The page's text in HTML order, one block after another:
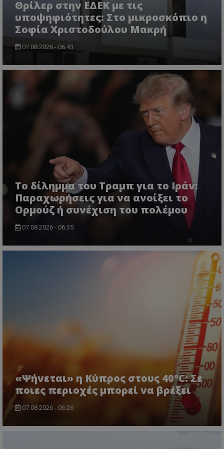
Θρίλερ στην ΕΔΕΚ με τις
υποψηφιότητες: Στο μικροσκόπιο η
Σοφία Χριστοδούλου Μακρή
07.08.2026 - 06:43
Το δίλημμα του Τραμπ για το Ιράν:
Παραχωρήσεις για να ανοίξει το
Ορμούζ ή συνέχιση του πολέμου
07.08.2026 - 06:35
«Ψήνεται» η Κύπρος στους 40°C: Σε
ποιες περιοχές μπορεί να βρέξει
07.08.2026 - 06:26
απαραίτητα cookies.
Ονοματεπώνυμο
Προμηθευτής/Πεδίο
usprivacy
Microsoft Corporation